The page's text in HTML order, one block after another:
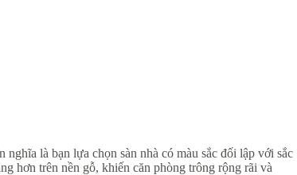
là bạn lựa chọn sàn nhà có màu sắc đối lập với sắc
hơn trên nền gỗ, khiến căn phòng trông rộng rãi và